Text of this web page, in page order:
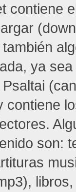
contiene
ya
contiene
son: